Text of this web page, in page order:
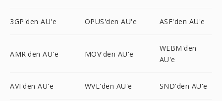
3GP'den AU'e OPUS'den AU'e ASF'den AU'e
AMR'den AU'e MOV'den AU'e
WEBM'den
AU'e
AVI'den AU'e WVE'den AU'e SND'den AU'e